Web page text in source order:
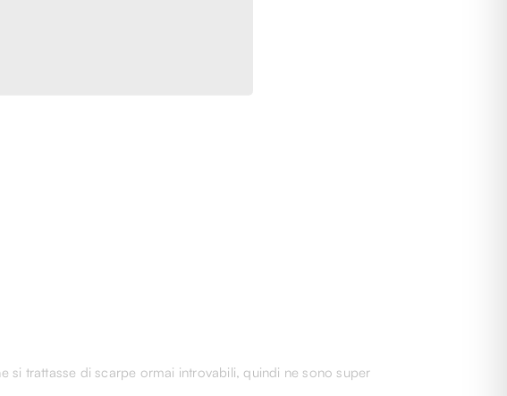
si trattasse di scarpe ormai introvabili, quindi ne sono super